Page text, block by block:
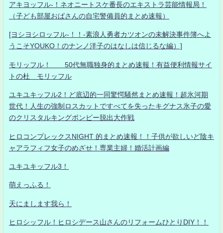
アキヨッフル-！ネオニートスケ番長のエキストラ芸能情報局！
（子ども部屋おばさんの自宅警備員的まとめ速報）
[ヨシヨシロッフル-！！-素浪人勇者カツオンの未解決事件簿へよ
うこそYOUKO！のナンノ洋子のはなしは信じるな編）]
モリッフル！ 50代無職独身的まとめ速報！有益便利情報サイ
トの杜 モリッフル
ユキユキッフル2！ど底辺的一同驚愕騒然まとめ速報！超氷河期
世代！人生の強制ロスカットですべてを失ったキグナス氷子の愛
のクリスタルキングボンビー脱出大作戦
ヒロコンプレックスNIGHT 的まとめ速報！！子供が欲しいど陰キ
ャアラフィフ女子のめざせ！専業主婦！婚活計画編
ユキユキッフル3！
萌えっふる！
天にまします我ら！
ヒロシッフル！ヒロシデース山さんのリフォームひとりDIY！！